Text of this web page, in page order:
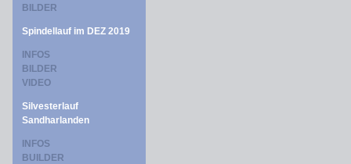
BILDER
Spindellauf im DEZ 2019
INFOS
BILDER
VIDEO
Silvesterlauf
Sandharlanden
INFOS
BUILDER